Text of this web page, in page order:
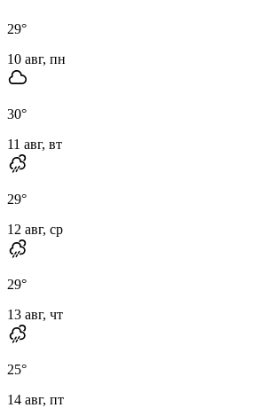
29°
10 авг, пн
30°
11 авг, вт
29°
12 авг, ср
29°
13 авг, чт
25°
14 авг, пт